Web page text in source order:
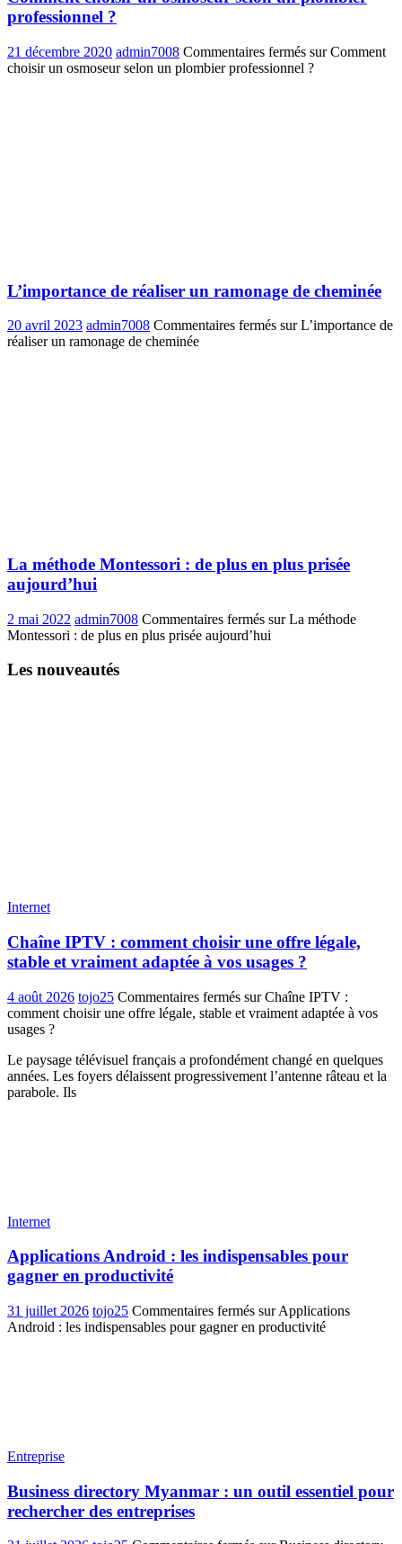
professionnel ?
21 décembre 2020 admin7008 Commentaires fermés sur Comment
choisir un osmoseur selon un plombier professionnel ?
L’importance de réaliser un ramonage de cheminée
20 avril 2023 admin7008 Commentaires fermés sur L’importance de
réaliser un ramonage de cheminée
La méthode Montessori : de plus en plus prisée
aujourd’hui
2 mai 2022 admin7008 Commentaires fermés sur La méthode
Montessori : de plus en plus prisée aujourd’hui
Les nouveautés
Internet
Chaîne IPTV : comment choisir une offre légale,
stable et vraiment adaptée à vos usages ?
4 août 2026 tojo25 Commentaires fermés sur Chaîne IPTV :
comment choisir une offre légale, stable et vraiment adaptée à vos
usages ?
Le paysage télévisuel français a profondément changé en quelques
années. Les foyers délaissent progressivement l’antenne râteau et la
parabole. Ils
Internet
Applications Android : les indispensables pour
gagner en productivité
31 juillet 2026 tojo25 Commentaires fermés sur Applications
Android : les indispensables pour gagner en productivité
Entreprise
Business directory Myanmar : un outil essentiel pour
rechercher des entreprises